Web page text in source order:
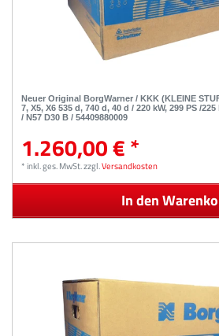
Neuer Original BorgWarner / KKK (KLEINE
7, X5, X6 535 d, 740 d, 40 d / 220 kW, 299 PS /225
/ N57 D30 B / 54409880009
1.260,00 € *
*inkl. ges. MwSt.zzgl.Versandkosten
In den